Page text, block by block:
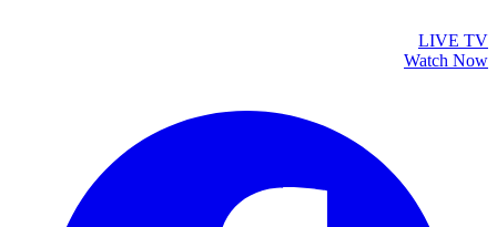
LIVE TV
Watch Now